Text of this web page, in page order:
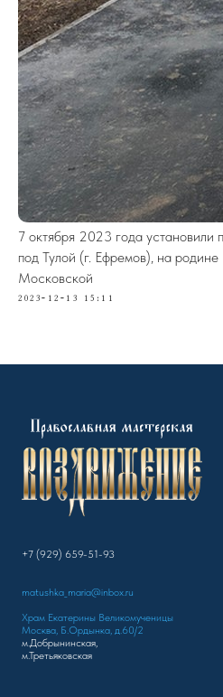
7 октября 2023 года установили
под Тулой (г. Ефремов), на
Московской
2023-12-13 15:11
+7 (929) 659-51-93
matushka_maria@inbox.ru
Храм Екатерины Великомученицы
Москва, Б.Ордынка, д.60/2
м.Добрынинская,
м.Третьяковская